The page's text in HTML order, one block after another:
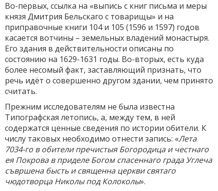
Во-первых, ссылка на «выпись с книг письма и меры
князя Дмитрия Бельскаго с товарищы» и на
приправочные книги 104 и 105 (1596 и 1597) годов
касается вотчины – земельных владений монастыря.
Его здания в действительности описаны по
состоянию на 1629-1631 годы. Во-вторых, есть куда
более несомый факт, заставляющий признать, что
речь идёт о совершенно другом здании, чем принято
считать.
Прежним исследователям не была известна
Типографская летопись, а, между тем, в ней
содержатся ценные сведения по истории обители. К
числу таковых необходимо отнести запись: «Лета
7034-го в обители пречистыя Богородица и честнаго
ея Покрова в приделе Богом спасеннаго града Углеча
съвршена бысть и священна церкви святаго
чюдотворца Николы под Колоколы».